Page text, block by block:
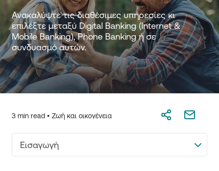
Ανακαλύψτε τις διαθέσιμες υπηρεσίες κι
επιλέξτε μεταξύ Digital Banking (Internet &
Mobile Banking), Phone Banking ή σε
συνδυασμό αυτών.
3 min read • Ζωή και οικογένεια
Εισαγωγή